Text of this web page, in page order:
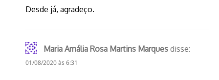
Desde já, agradeço.
Maria Amália Rosa Martins Marques disse:
01/08/2020 às 6:31